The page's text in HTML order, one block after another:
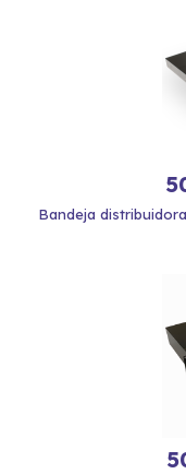
Bandeja